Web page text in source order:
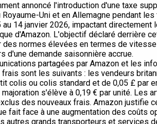
annoncé l'introduction d'une taxe
Royaume-Uni et en Allemagne pendant
au 14 janvier 2026, impactant
d'Amazon. L'objectif déclaré derrière
des normes élevées en termes de
d'une demande saisonnière accrue.
partagées par Amazon et les
sont les suivants : les vendeurs
colis ou colis standard et de 0,05 £ par
majoration s'élève à 0,19 € par unité.
des nouveaux frais. Amazon justifie
fait face à une augmentation des coûts
autres grands transporteurs et services